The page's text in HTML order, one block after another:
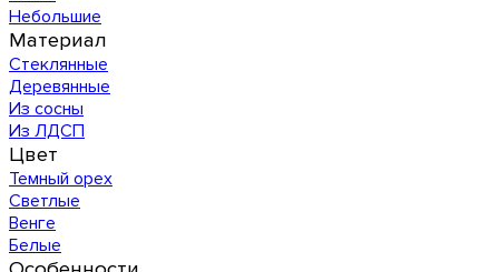
Небольшие
Материал
Стеклянные
Деревянные
Из сосны
Из ЛДСП
Цвет
Темный орех
Светлые
Венге
Белые